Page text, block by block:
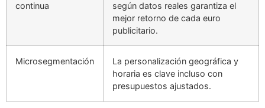
continua
según datos reales garantiza el
mejor retorno de cada euro
publicitario.
Microsegmentación
La personalización geográfica y
horaria es clave incluso con
presupuestos ajustados.